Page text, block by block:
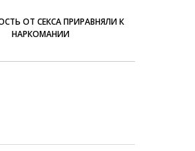
ОТ СЕКСА ПРИРАВНЯЛИ К
НАРКОМАНИИ